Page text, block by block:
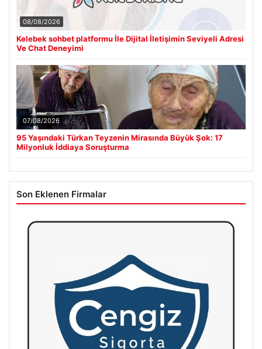
08/08/2026
Kelebek sohbet platformu İle Dijital İletişimin Seviyeli Adresi
Ve Chat Deneyimi
07/08/2026
95 Yaşındaki Türkan Teyzenin Mirasında Büyük Şok: 17
Milyonluk İddiaya Soruşturma
Son Eklenen Firmalar